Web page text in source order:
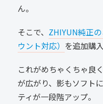
ん。
そこで、 ZHIYUN純正
ウント対応） を追加購
これがめちゃくちゃ良
が広がり、影もソフト
ティが一段階アップ。